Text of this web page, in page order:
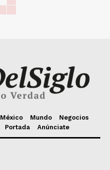
México Mundo
Negocios
Portada Anúnciate